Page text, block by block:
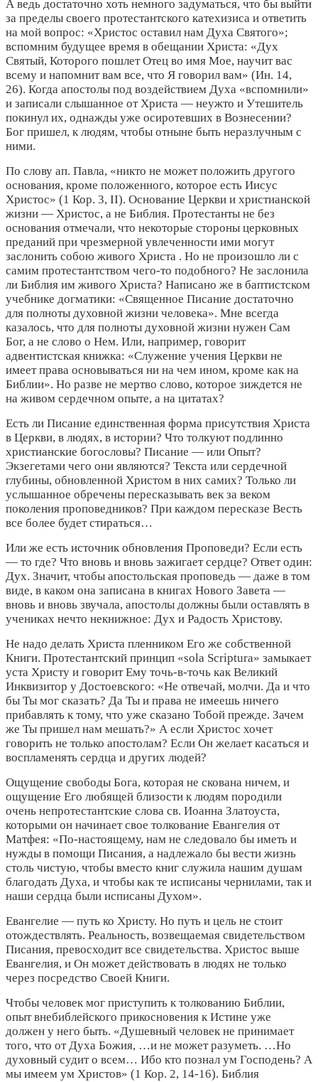
А ведь достаточно хоть немного задуматься, что бы выйти
за пределы своего протестантского катехизиса и ответить
на мой вопрос: «Христос оставил нам Духа Святого»;
вспомним будущее время в обещании Христа: «Дух
Святый, Которого пошлет Отец во имя Мое, научит вас
всему и напомнит вам все, что Я говорил вам» (Ин. 14,
26). Когда апостолы под воздействием Духа «вспомнили»
и записали слышанное от Христа — неужто и Утешитель
покинул их, однажды уже осиротевших в Вознесении?
Бог пришел, к людям, чтобы отныне быть неразлучным с
ними.
По слову ап. Павла, «никто не может положить другого
основания, кроме положенного, которое есть Иисус
Христос» (1 Кор. 3, II). Основание Церкви и христианской
жизни — Христос, а не Библия. Протестанты не без
основания отмечали, что некоторые стороны церковных
преданий при чрезмерной увлеченности ими могут
заслонить собою живого Христа . Но не произошло ли с
самим протестантством чего-то подобного? Не заслонила
ли Библия им живого Христа? Написано же в баптистском
учебнике догматики: «Священное Писание достаточно
для полноты духовной жизни человека». Мне всегда
казалось, что для полноты духовной жизни нужен Сам
Бог, а не слово о Нем. Или, например, говорит
адвентистская книжка: «Служение учения Церкви не
имеет права основываться ни на чем ином, кроме как на
Библии». Но разве не мертво слово, которое зиждется не
на живом сердечном опыте, а на цитатах?
Есть ли Писание единственная форма присутствия Христа
в Церкви, в людях, в истории? Что толкуют подлинно
христианские богословы? Писание — или Опыт?
Экзегетами чего они являются? Текста или сердечной
глубины, обновленной Христом в них самих? Только ли
услышанное обречены пересказывать век за веком
поколения проповедников? При каждом пересказе Весть
все более будет стираться…
Или же есть источник обновления Проповеди? Если есть
— то где? Что вновь и вновь зажигает сердце? Ответ один:
Дух. Значит, чтобы апостольская проповедь — даже в том
виде, в каком она записана в книгах Нового Завета —
вновь и вновь звучала, апостолы должны были оставлять в
учениках нечто некнижное: Дух и Радость Христову.
Не надо делать Христа пленником Его же собственной
Книги. Протестантский принцип «sola Scriptura» замыкает
уста Христу и говорит Ему точь-в-точь как Великий
Инквизитор у Достоевского: «Не отвечай, молчи. Да и что
бы Ты мог сказать? Да Ты и права не имеешь ничего
прибавлять к тому, что уже сказано Тобой прежде. Зачем
же Ты пришел нам мешать?» А если Христос хочет
говорить не только апостолам? Если Он желает касаться и
воспламенять сердца и других людей?
Ощущение свободы Бога, которая не скована ничем, и
ощущение Его любящей близости к людям породили
очень непротестантские слова св. Иоанна Златоуста,
которыми он начинает свое толкование Евангелия от
Матфея: «По-настоящему, нам не следовало бы иметь и
нужды в помощи Писания, а надлежало бы вести жизнь
столь чистую, чтобы вместо книг служила нашим душам
благодать Духа, и чтобы как те исписаны чернилами, так и
наши сердца были исписаны Духом».
Евангелие — путь ко Христу. Но путь и цель не стоит
отождествлять. Реальность, возвещаемая свидетельством
Писания, превосходит все свидетельства. Христос выше
Евангелия, и Он может действовать в людях не только
через посредство Своей Книги.
Чтобы человек мог приступить к толкованию Библии,
опыт внебиблейского прикосновения к Истине уже
должен у него быть. «Душевный человек не принимает
того, что от Духа Божия, …и не может разуметь. …Но
духовный судит о всем… Ибо кто познал ум Господень? А
мы имеем ум Христов» (1 Кор. 2, 14-16). Библия